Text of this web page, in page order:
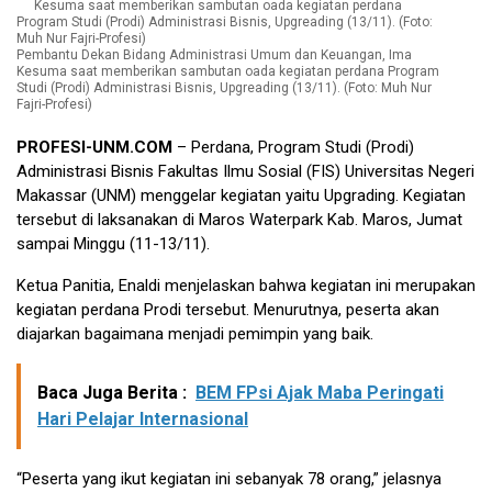
Pembantu Dekan Bidang Administrasi Umum dan Keuangan, Ima
Kesuma saat memberikan sambutan oada kegiatan perdana Program
Studi (Prodi) Administrasi Bisnis, Upgreading (13/11). (Foto: Muh Nur
Fajri-Profesi)
PROFESI-UNM.COM – Perdana, Program Studi (Prodi)
Administrasi Bisnis Fakultas Ilmu Sosial (FIS) Universitas Negeri
Makassar (UNM) menggelar kegiatan yaitu Upgrading. Kegiatan
tersebut di laksanakan di Maros Waterpark Kab. Maros, Jumat
sampai Minggu (11-13/11).
Ketua Panitia, Enaldi menjelaskan bahwa kegiatan ini merupakan
kegiatan perdana Prodi tersebut. Menurutnya, peserta akan
diajarkan bagaimana menjadi pemimpin yang baik.
Baca Juga Berita : BEM FPsi Ajak Maba Peringati
Hari Pelajar Internasional
“Peserta yang ikut kegiatan ini sebanyak 78 orang,” jelasnya